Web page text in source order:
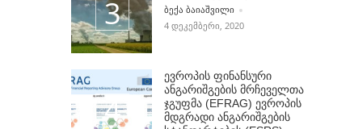
POSTED BY
ᲑᲔᲥᲐ ᲑᲐᲘᲐᲨᲕᲘᲚᲘ
4 ᲓᲔᲙᲔᲛᲑᲔᲠᲘ, 2020
ევროპის ფინანსური
ანგარიშგების მრჩეველთა
ჯგუფმა (EFRAG) ევროპის
მდგრადი ანგარიშგების